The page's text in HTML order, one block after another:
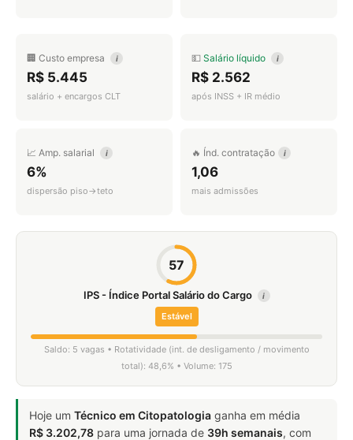
🏢 Custo empresa i
R$ 5.445
salário + encargos CLT
💵 Salário líquido i
R$ 2.562
após INSS + IR médio
📈 Amp. salarial i
6%
dispersão piso→teto
🔥 Índ. contratação i
1,06
mais admissões
57
IPS - Índice Portal Salário do Cargo i
Estável
Saldo: 5 vagas • Rotatividade (int. de desligamento / movimento
total): 48,6% • Volume: 175
Hoje um Técnico em Citopatologia ganha em média
R$ 3.202,78 para uma jornada de 39h semanais, com